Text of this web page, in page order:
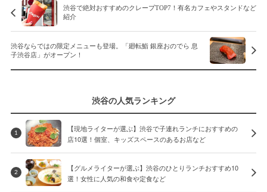
渋谷で絶対おすすめのクレープTOP7！有名カフェやスタンドなど
紹介
渋谷ならではの限定メニューも登場。「廻転鮨 銀座おのでら 息
子渋谷店」がオープン！
渋谷の人気ランキング
1
【現地ライターが選ぶ】渋谷で子連れランチにおすすめの
店10選！個室、キッズスペースのあるお店など
2
【グルメライターが選ぶ】渋谷のひとりランチおすすめ10
選！女性に人気の和食や定食など